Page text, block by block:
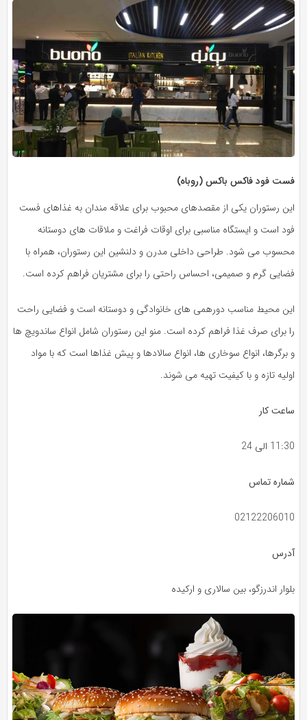
فست فود فاکس باکس (روباه)
این رستوران یکی از مقصدهای محبوب برای علاقه‌ مندان به غذاهای فست
فود است و ایستگاه مناسبی برای اوقات فراغت و ملاقات‌ های دوستانه
محسوب می‌ شود. طراحی داخلی مدرن و دلنشین این رستوران، همراه با
فضایی گرم و صمیمی، احساس راحتی را برای مشتریان فراهم کرده است.
این محیط مناسب دورهمی های خانوادگی و دوستانه است و فضایی راحت
را برای صرف غذا فراهم کرده است. منو این رستوران شامل انواع ساندویچ‌ ها
و برگرها، انواع سوخاری‌ ها، انواع سالادها و پیش غذاها است که با مواد
اولیه تازه و با کیفیت تهیه می‌ شوند.
ساعت کار
11:30 الی 24
شماره تماس
02122206010
آدرس
بلوار اندرزگو، بین سالاری و ارکیده